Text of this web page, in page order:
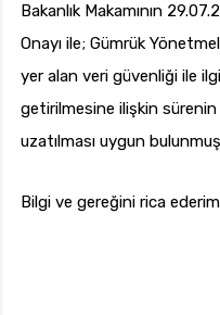
Bakanlık Makamının
Onayı ile; Gümrük
yer alan veri güvenliği ile
getirilmesine ilişkin
uzatılması uygun
Bilgi ve gereğini rica